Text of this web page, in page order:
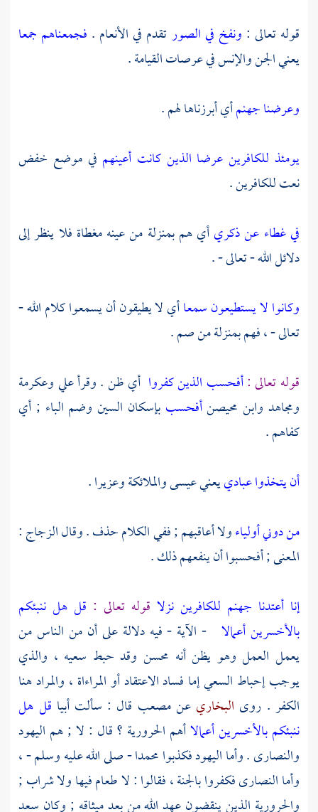
قوله تعالى : ونفخ في الصورتقدم في الأنعام . فجمعناهم جمعا
يعني الجن والإنس في عرصات القيامة .
وعرضنا جهنمأي أبرزناها لهم .
يومئذ للكافرين عرضا الذين كانت أعينهم في موضع خفض
نعت للكافرين .
في غطاء عن ذكريأي هم بمنزلة من عينه مغطاة فلا ينظر إلى
دلائل الله - تعالى - .
وكانوا لا يستطيعون سمعاأي لا يطيقون أن يسمعوا كلام الله -
تعالى - ، فهم بمنزلة من صم .
قوله تعالى :أفحسب الذين كفروا أي ظن . وقرأعليوعكرمة
ومجاهد وابن محيصنأفحسببإسكان السين وضم الباء ; أي
كفاهم .
أن يتخذوا عبادييعني عيسى والملائكة وعزيرا .
من دوني أولياءولا أعاقبهم ; ففي الكلام حذف . وقالالزجاج:
المعنى ; أفحسبوا أن ينفعهم ذلك .
إنا أعتدنا جهنم للكافرين نزلا قوله تعالى : قل هل ننبئكم
بالأخسرين أعمالا - الآية - فيه دلالة على أن من الناس من
يعمل العمل وهو يظن أنه محسن وقد حبط سعيه ، والذي
يوجب إحباط السعي إما فساد الاعتقاد أو المراءاة ، والمراد هنا
الكفر . روى البخاريعنمصعب قال : سألتأبيا قل هل
ننبئكم بالأخسرين أعمالاأهم الحرورية ؟قال : لا ; هم اليهود
والنصارى. وأمااليهودفكذبوامحمدا- صلى الله عليه وسلم - ،
وأماالنصارىفكفروا بالجنة ، فقالوا : لا طعام فيها ولا شراب ;
والحرورية الذين ينقضون عهد الله من بعد ميثاقه ; وكان سعد